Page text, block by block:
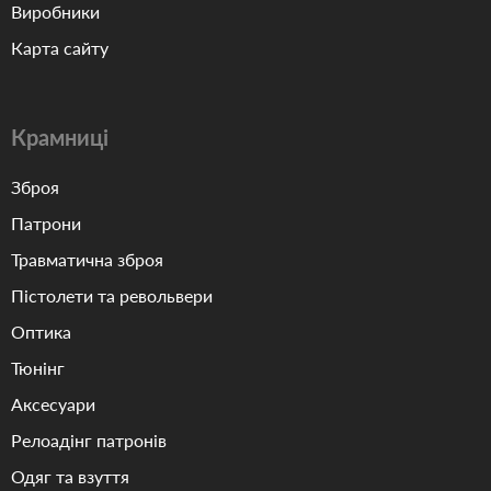
Виробники
Карта сайту
Крамниці
Зброя
Патрони
Травматична зброя
Пістолети та револьвери
Оптика
Тюнінг
Аксесуари
Релоадінг патронів
Одяг та взуття